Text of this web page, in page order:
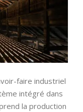
faire industriel
intégré dans
la production